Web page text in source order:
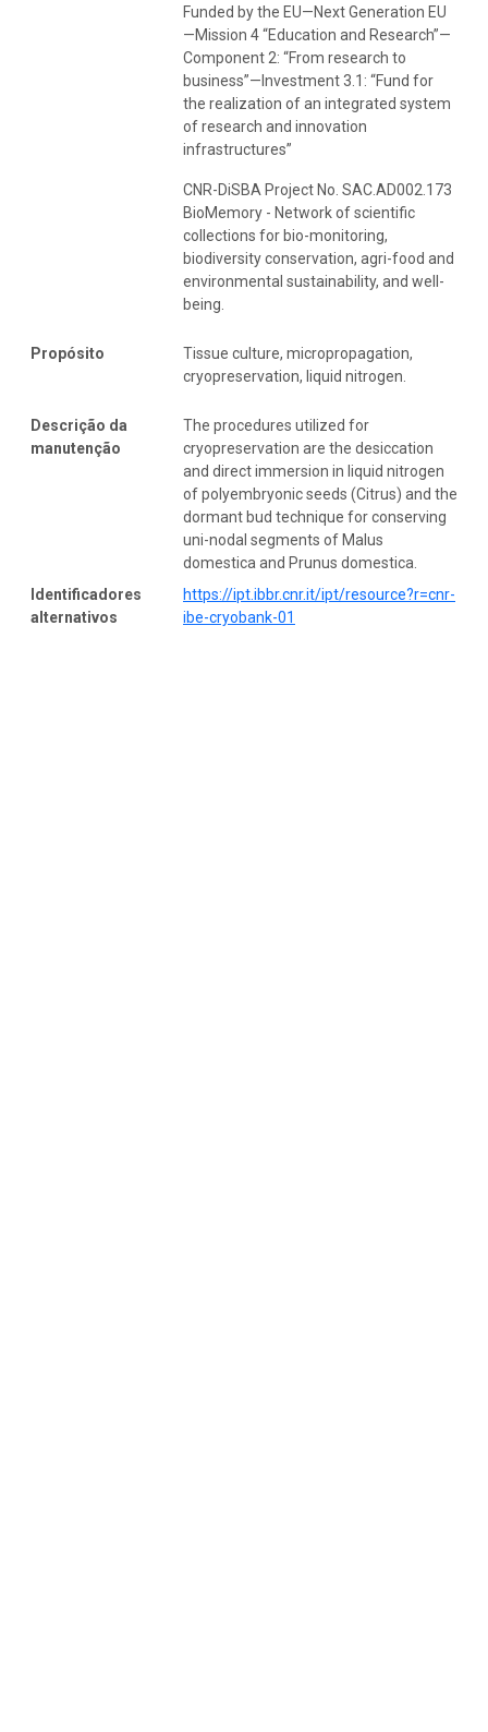
Funded by the EU—Next Generation EU
—Mission 4 “Education and Research”—
Component 2: “From research to
business”—Investment 3.1: “Fund for
the realization of an integrated system
of research and innovation
infrastructures”
CNR-DiSBA Project No. SAC.AD002.173
BioMemory - Network of scientific
collections for bio-monitoring,
biodiversity conservation, agri-food and
environmental sustainability, and well-
being.
Propósito
Tissue culture, micropropagation,
cryopreservation, liquid nitrogen.
Descrição da
manutenção
The procedures utilized for
cryopreservation are the desiccation
and direct immersion in liquid nitrogen
of polyembryonic seeds (Citrus) and the
dormant bud technique for conserving
uni-nodal segments of Malus
domestica and Prunus domestica.
Identificadores
alternativos
https://ipt.ibbr.cnr.it/ipt/resource?r=cnr-
ibe-cryobank-01